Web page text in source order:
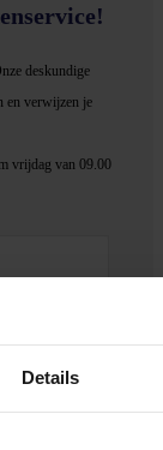
Details
deskundige
en verwijzen je
vrijdag van 09.00